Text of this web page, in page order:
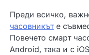
Преди всичко,
часовникъте
Повечето смарт
Android, така и с